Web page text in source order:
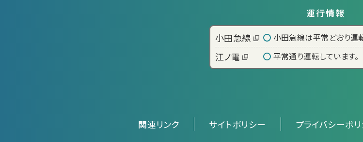
運行情報
小田急線 小田急線は平常どおり運
江ノ電 平常通り運転しています。
関連リンク サイトポリシー プライバシーポ